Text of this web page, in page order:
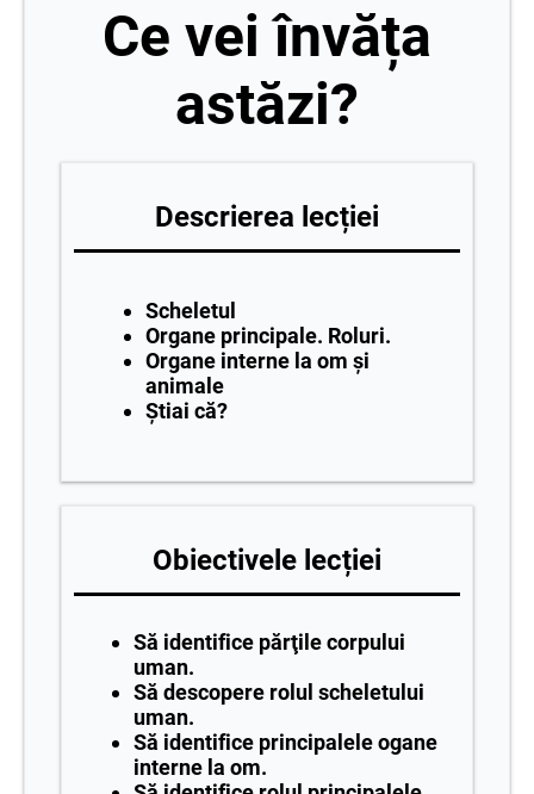
Ce vei învăța
astăzi?
Descrierea lecției
Scheletul
Organe principale. Roluri.
Organe interne la om și
animale
Știai că?
Obiectivele lecției
Să identifice părţile corpului
uman.
Să descopere rolul scheletului
uman.
Să identifice principalele ogane
interne la om.